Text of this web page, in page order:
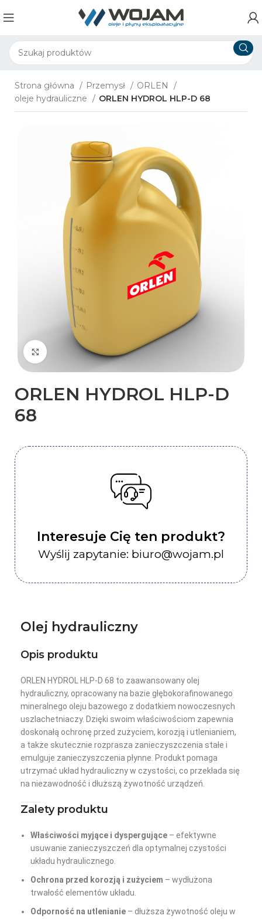
Strona główna Przemysł
ORLEN
oleje hydrauliczne
​ORLEN HYDROL HLP-D​​​ 68
Kliknij, aby powiększyć
​ORLEN HYDROL HLP-D​​​
68
Interesuje Cię ten produkt?
Wyślij zapytanie: biuro@wojam.pl
Olej hydrauliczny
Opis produktu
ORLEN HYDROL HLP-D 68 to zaawansowany olej
hydrauliczny, opracowany na bazie głębokorafinowanego
mineralnego oleju bazowego z dodatkiem nowoczesnych
uszlachetniaczy. Dzięki swoim właściwościom zapewnia
doskonałą ochronę przed zużyciem, korozją i utlenianiem,
a także skutecznie rozprasza zanieczyszczenia stałe i
emulguje zanieczyszczenia płynne. Produkt pomaga
utrzymać układ hydrauliczny w czystości, co przekłada się
na niezawodność i dłuższą żywotność urządzeń.
Zalety produktu
Właściwości myjące i dyspergujące – efektywne
usuwanie zanieczyszczeń dla optymalnej czystości
układu hydraulicznego.
Ochrona przed korozją i zużyciem – wydłużona
trwałość elementów układu.
Odporność na utlenianie – dłuższa żywotność oleju w